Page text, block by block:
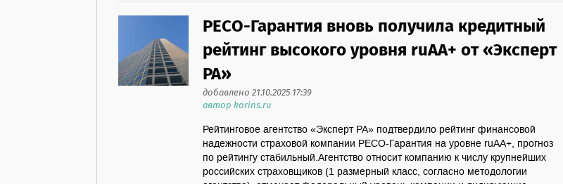
РЕСО-Гарантия вновь получила кредитный
рейтинг высокого уровня ruAA+ от «Эксперт
РА»
добавлено 21.10.2025 17:39
автор korins.ru
Рейтинговое агентство «Эксперт РА» подтвердило рейтинг финансовой
надежности страховой компании РЕСО-Гарантия на уровне ruAA+, прогноз
по рейтингу стабильный.Агентство относит компанию к числу крупнейших
российских страховщиков (1 размерный класс, согласно методологии